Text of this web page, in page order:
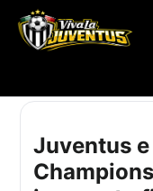
Juventus